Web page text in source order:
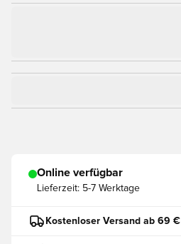
Online verfügbar
Lieferzeit: 5-7 Werktage
Kostenloser Versand ab 69 €